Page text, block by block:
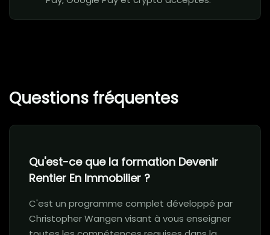
Questions fréquentes
Qu'est-ce que la formation Devenir
Rentier En Immobilier ?
C'est un programme complet développé par
Christopher Wangen visant à vous enseigner